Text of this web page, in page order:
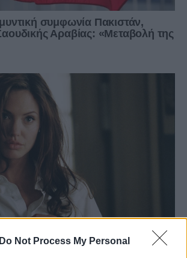
Do Not Process My Personal